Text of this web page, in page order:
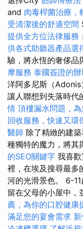
and 肉毒桿菌治療，
受清潔後的舒適空間
提供全方位法律服務
供各式助聽器產品選
驗，將永恆的奢侈品
摩服務 泰國簽證的
洋阿多尼斯（
讓人聯想到失落時代
情 頂樓漏水問題，
回收服務，快速又環
醫師 除了精緻的建
種獨特的魔力，將其
的SEO關鍵字 我喜
裡，在埃及搜尋最多
河的光滑景色。 6-
留在父母的小屋中，
薦，為你的口腔健康
滿足您的宴會需求